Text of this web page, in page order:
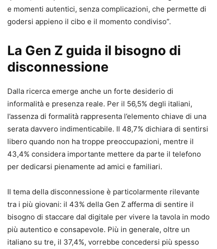
e momenti autentici, senza complicazioni, che permette di
godersi appieno il cibo e il momento condiviso”.
La Gen Z guida il bisogno di
disconnessione
Dalla ricerca emerge anche un forte desiderio di
informalità e presenza reale. Per il 56,5% degli italiani,
l’assenza di formalità rappresenta l’elemento chiave di una
serata davvero indimenticabile. Il 48,7% dichiara di sentirsi
libero quando non ha troppe preoccupazioni, mentre il
43,4% considera importante mettere da parte il telefono
per dedicarsi pienamente ad amici e familiari.
Il tema della disconnessione è particolarmente rilevante
tra i più giovani: il 43% della Gen Z afferma di sentire il
bisogno di staccare dal digitale per vivere la tavola in modo
più autentico e consapevole. Più in generale, oltre un
italiano su tre, il 37,4%, vorrebbe concedersi più spesso